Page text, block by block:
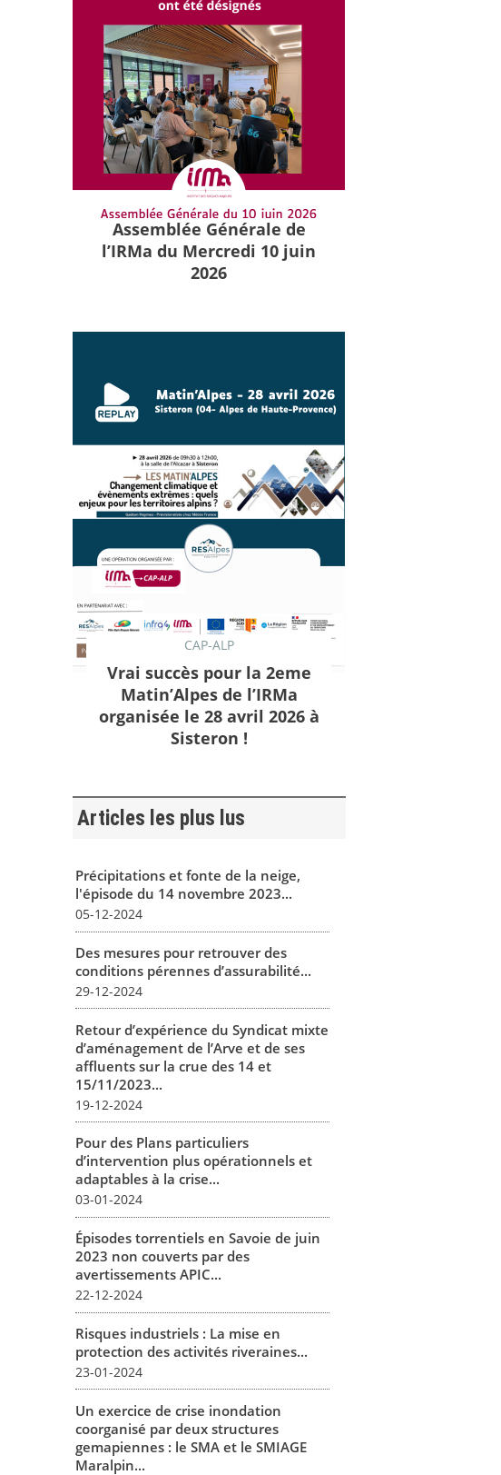
Assemblée Générale de
l’IRMa du Mercredi 10 juin
2026
CAP-ALP
Vrai succès pour la 2eme
Matin’Alpes de l’IRMa
organisée le 28 avril 2026 à
Sisteron !
Articles les plus lus
Précipitations et fonte de la neige,
l'épisode du 14 novembre 2023...
05-12-2024
Des mesures pour retrouver des
conditions pérennes d’assurabilité...
29-12-2024
Retour d’expérience du Syndicat mixte
d’aménagement de l’Arve et de ses
affluents sur la crue des 14 et
15/11/2023...
19-12-2024
Pour des Plans particuliers
d’intervention plus opérationnels et
adaptables à la crise...
03-01-2024
Épisodes torrentiels en Savoie de juin
2023 non couverts par des
avertissements APIC...
22-12-2024
Risques industriels : La mise en
protection des activités riveraines...
23-01-2024
Un exercice de crise inondation
coorganisé par deux structures
gemapiennes : le SMA et le SMIAGE
Maralpin...